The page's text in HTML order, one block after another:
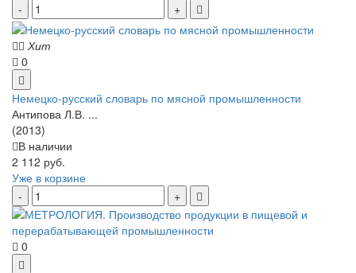
Хит
0
Немецко-русский словарь по мясной промышленности
Антипова Л.В. ...
(2013)
В наличии
2 112 руб.
Уже в корзине
0